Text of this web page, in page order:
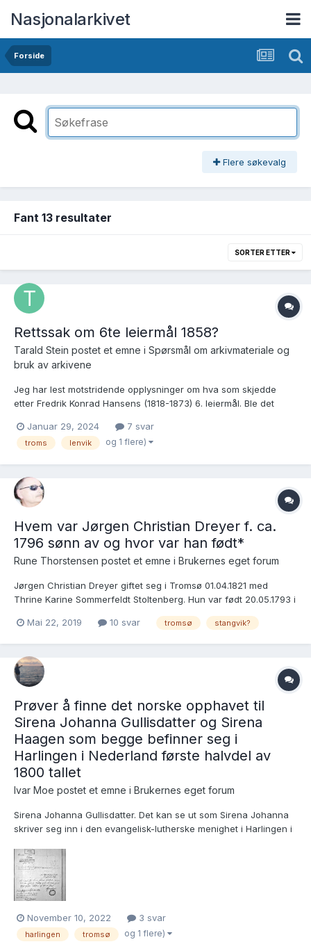
Nasjonalarkivet
Forside
Flere søkevalg
Fant 13 resultater
SORTER ETTER
Rettssak om 6te leiermål 1858?
Tarald Stein postet et emne i Spørsmål om arkivmateriale og
bruk av arkivene
Jeg har lest motstridende opplysninger om hva som skjedde
etter Fredrik Konrad Hansens (1818-1873) 6. leiermål. Ble det
var systemet for dette? Er det håp om å finne originale kilder på
dette? Kan det ha blitt rettssaker også etter nr. 4 og...
Januar 29, 2024 7 svar
troms lenvik og 1 flere)
Hvem var Jørgen Christian Dreyer f. ca.
1796 sønn av og hvor var han født*
Rune Thorstensen postet et emne i Brukernes eget forum
Jørgen Christian Dreyer giftet seg i Tromsø 01.04.1821 med
Thrine Karine Sommerfeldt Stoltenberg. Hun var født 20.05.1793 i
kona Anne Margrethe Paus. Ved vielsen er brudgommen
Mai 22, 2019 10 svar tromsø stangvik?
Prøver å finne det norske opphavet til
Sirena Johanna Gullisdatter og Sirena
Haagen som begge befinner seg i
Harlingen i Nederland første halvdel av
1800 tallet
Ivar Moe postet et emne i Brukernes eget forum
Sirena Johanna Gullisdatter. Det kan se ut som Sirena Johanna
skriver seg inn i den evangelisk-lutherske menighet i Harlingen i
fra Tromsø i Norge. https://allefriezen.nl/zoeken/persons?ss=
{"q":"Sirena Johanna"}...
November 10, 2022 3 svar
harlingen tromsø og 1 flere)